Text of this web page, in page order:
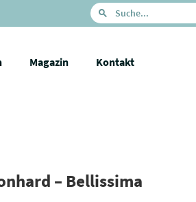
Magazin Kontakt
– Bellissima